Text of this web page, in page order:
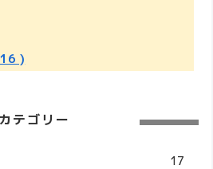
)
カテゴリー
17